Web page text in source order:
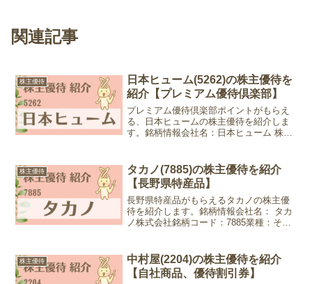
関連記事
株主優待
日本ヒューム(5262)の株主優待を
紹介【プレミアム優待倶楽部】
プレミアム優待倶楽部ポイントがもらえ
る、日本ヒュームの株主優待を紹介しま
す。銘柄情報会社名：日本ヒューム 株式
在)優待情報権利確定月：3月末日、9月
末...
株主優待
タカノ(7885)の株主優待を紹介
【長野県特産品】
長野県特産品がもらえるタカノの株主優
待を紹介します。銘柄情報会社名： タカ
ノ株式会社銘柄コード：7885業種：その
長野県特産品100株以上1,000円相...
株主優待
中村屋(2204)の株主優待を紹介
【自社商品、優待割引券】